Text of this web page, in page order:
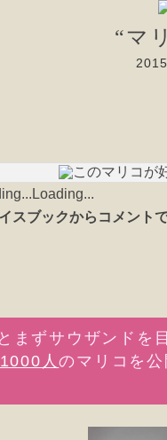
“マ
Loading...
1000人のマリコを